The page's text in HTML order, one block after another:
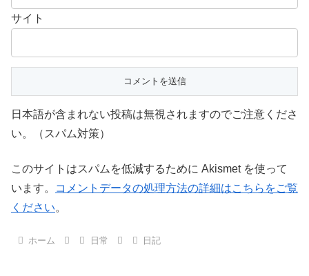
サイト
日本語が含まれない投稿は無視されますのでご注意くださ
い。（スパム対策）
このサイトはスパムを低減するために Akismet を使って
います。
コメントデータの処理方法の詳細はこちらをご覧
ください。
ホーム 日常 日記